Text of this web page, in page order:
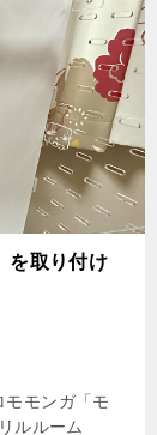
を取り付け
モンガ「モ
ルルーム